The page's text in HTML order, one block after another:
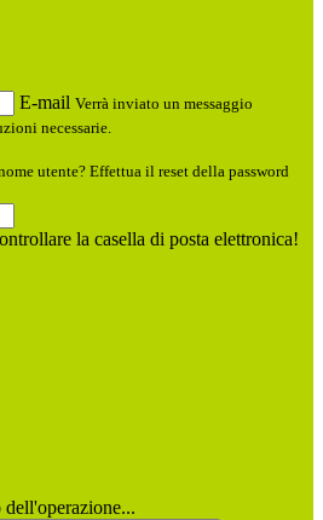
E-mail Verrà inviato un messaggio
necessarie.
utente? Effettua il reset della password
la casella di posta elettronica!